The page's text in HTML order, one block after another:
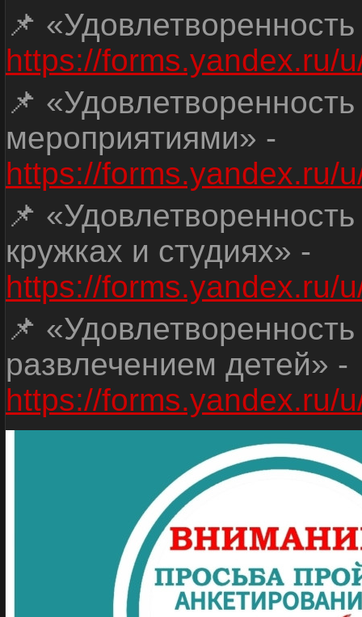
📌
https://forms.yandex.ru/
📌
мероприятиями» -
https://forms.yandex.ru/
📌
кружках и студиях» -
https://forms.yandex.ru/
📌
развлечением детей» -
https://forms.yandex.ru/